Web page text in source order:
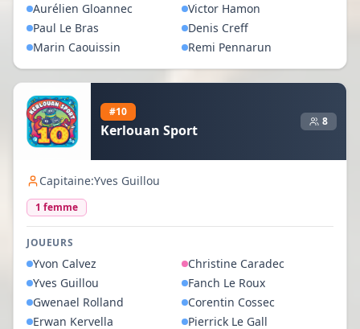
Aurélien Gloannec Victor Hamon
Paul Le Bras Denis Creff
Marin Caouissin Remi Pennarun
#10
Kerlouan Sport
8
Capitaine:Yves Guillou
1 femme
JOUEURS
Yvon Calvez Christine Caradec
Yves Guillou Fanch Le Roux
Gwenael Rolland Corentin Cossec
Erwan Kervella Pierrick Le Gall